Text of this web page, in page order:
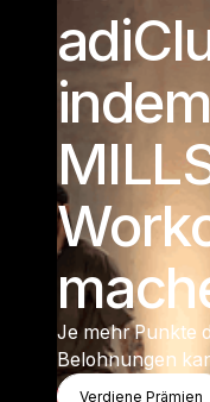
Je mehr Punkte
Belohnungen
Verdiene Prämien